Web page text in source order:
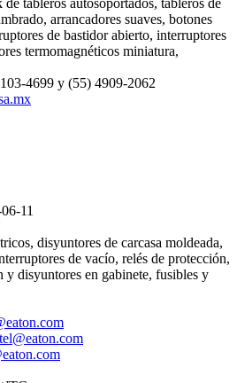
arrancadores suaves, botones
de bastidor abierto, interruptores
termomagnéticos miniatura,
4699 y (55) 4909-2062
11
disyuntores de carcasa moldeada,
de vacío, relés de protección,
y disyuntores en gabinete, fusibles y